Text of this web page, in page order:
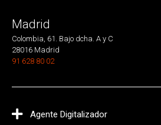
Madrid
Colombia, 61. Bajo dcha. A y C
28016 Madrid
91 628 80 02
Agente Digitalizador